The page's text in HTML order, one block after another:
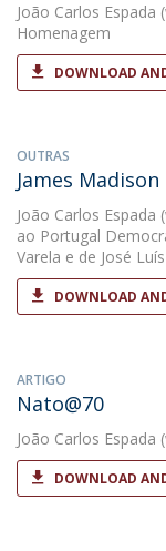
João Carlos Espada
Homenagem
DOWNLOAD
OUTRAS
James Madison
João Carlos Espada
ao Portugal
Varela e de José
DOWNLOAD
ARTIGO
Nato@70
João Carlos Espada
DOWNLOAD